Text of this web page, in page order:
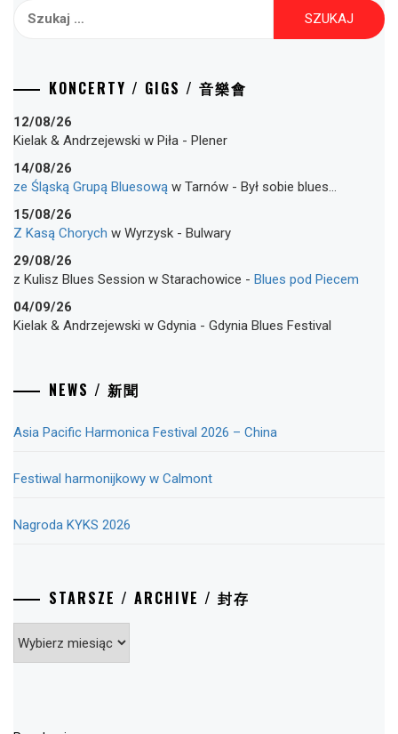
KONCERTY / GIGS / 音樂會
12/08/26
Kielak & Andrzejewski w Piła - Plener
14/08/26
ze Śląską Grupą Bluesową w Tarnów - Był sobie blues…
15/08/26
Z Kasą Chorych w Wyrzysk - Bulwary
29/08/26
z Kulisz Blues Session w Starachowice - Blues pod Piecem
04/09/26
Kielak & Andrzejewski w Gdynia - Gdynia Blues Festival
NEWS / 新聞
Asia Pacific Harmonica Festival 2026 – China
Festiwal harmonijkowy w Calmont
Nagroda KYKS 2026
STARSZE / ARCHIVE / 封存
Archive